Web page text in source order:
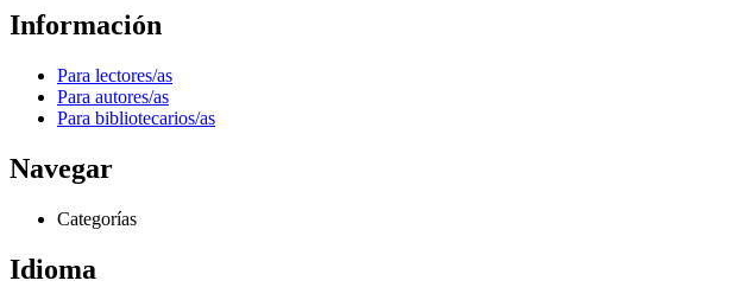
Información
Para lectores/as
Para autores/as
Para bibliotecarios/as
Navegar
Categorías
Idioma